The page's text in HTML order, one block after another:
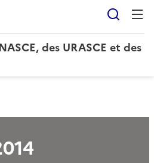
des URASCE et des